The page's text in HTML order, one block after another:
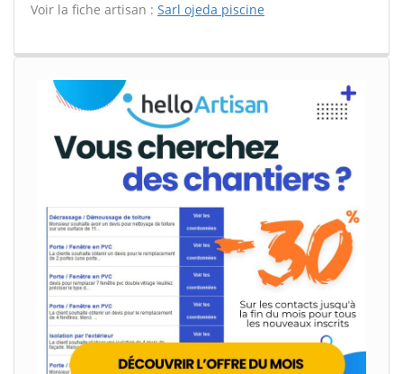
Voir la fiche artisan : Sarl ojeda piscine